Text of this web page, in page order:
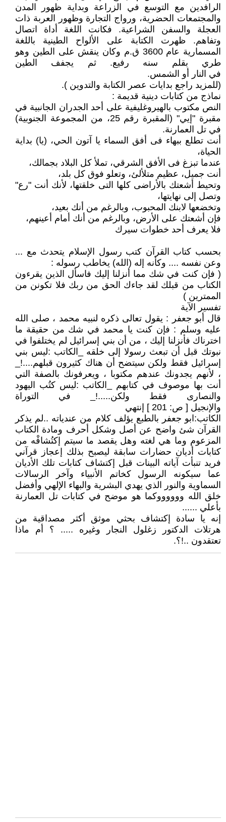
الرافدين مع التوسع في الزراعة وبداية ظهور المدن
والمجتمعات الحضرية، ورواج التجارة وظهور العربة ذات
العجلة والسفن الشراعية. فكانت اللغة أداة اتصال
وتفاهم. ظهرت الكتابة على الألواح الطينية باللغة
المسمارية عام 3600 ق.م وكان ينقش على الطين وهو
طري بقلم سنه رفيع. ثم يجفف الطين
في النار أو الشمس.
(للمزيد راجع بدايات عصر الكتابة والتدوين ).
نماذج من كتابات دينية قديمة :
النص مكتوب بالهيروغليفية على أحد الجدران الجانبية في
مقبرة "إيي" (المقبرة رقم 25، من المجموعة الجنوبية)
في تل العمارنة.
أنت تطلع ببهاء فى أفق السماء يا آتون الحي، (يا) بداية
الحياة،
عندما تبزغ فى الأفق الشرقي، تملأ كل البلاد بجمالك،
أنت جميل، عظيم متلألئ، وتعلو فوق كل بلد،
وتحيط أشعتك بالأراضى كلها التى خلقتها، لأنك أنت "رع"
وتصل إلى نهايتها،
وتخضعها لابنك المحبوب، وبالرغم من أنك بعيد،
فإن أشعتك على الأرض، وبالرغم من أنك أمام أعينهم،
فلا يعرف أحد خطوات سيرك
بحسب كتاب القرآن كتب رسول الإسلام يتحدث مع ...
وعن نفسه .... وكأنه إله (الله) يخاطب رسوله :
( فإن كنت في شك مما أنزلنا إليك فاسأل الذين يقرءون
الكتاب من قبلك لقد جاءك الحق من ربك فلا تكونن من
الممترين )
تفسير الآية
قال أبو جعفر : يقول تعالى ذكره لنبيه محمد ، صلى الله
عليه وسلم : فإن كنت يا محمد في شك من حقيقة ما
اخترناك فأنزلنا إليك ، من أن بني إسرائيل لم يختلفوا في
نبوتك قبل أن تبعث رسولا إلى خلقه _الكاتب :ليس بني
إسرائيل فقط ولكن سيتضح أن هناك كثيرون قبلهم....!_
، لأنهم يجدونك عندهم مكتوبا ، ويعرفونك بالصفة التي
أنت بها موصوف في كتابهم _الكاتب :ليس كتُب اليهود
والنصارى فقط ولكن.....!_ في التوراة
والإنجيل [ ص: 201 ] إنتهي
الكاتب:ابو جعفر بالطبع يؤلف كلام من عندياته ..لم يذكر
القرآن شئ واضح عن أصل وشكل أحرف ومادة الكتاب
المزعوم وما هي لغته وهل يقصد ما سيتم إكتُشافْه من
كتابات أديان حضارات سابقة ليصبح بذلك إعجاز قرآني
فريد تنبأت آياته البينات قبل إكتشاف كتابات تلك الأديان
عما سيكونه الرسول كخاتم الأنبياء وآخر الرسالات
السماوية والنور الذي يهدي البشرية والبهاء الإلهي وأفضل
خلق الله ووووووكما هو موضح في كتابات تل العمارنة
بأعلي ......
إنه يا سادة إكتشاف بحثي موثق أكثر مصداقية من
هرتلات الدكتور زغلول النجار وغيره ..... ؟ أم ماذا
تعتقدون ..!؟.